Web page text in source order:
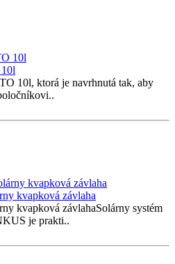
10l, ktorá je navrhnutá tak, aby
kvapková závlaha
kvapková závlahaSolárny systém
je prakti..